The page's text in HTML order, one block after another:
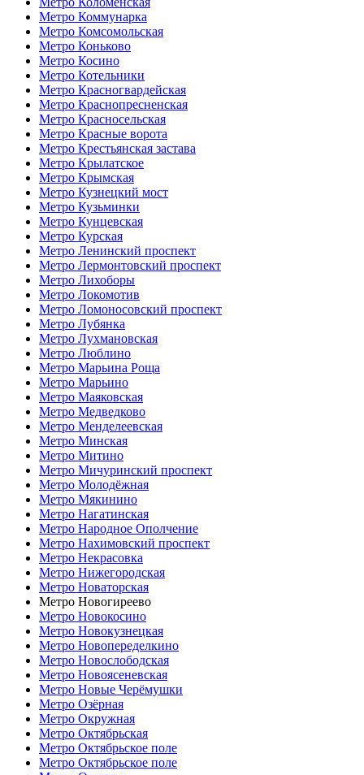
Метро Коммунарка
Метро Комсомольская
Метро Коньково
Метро Косино
Метро Котельники
Метро Красногвардейская
Метро Краснопресненская
Метро Красносельская
Метро Красные ворота
Метро Крестьянская застава
Метро Крылатское
Метро Крымская
Метро Кузнецкий мост
Метро Кузьминки
Метро Кунцевская
Метро Курская
Метро Ленинский проспект
Метро Лермонтовский проспект
Метро Лихоборы
Метро Локомотив
Метро Ломоносовский проспект
Метро Лубянка
Метро Лухмановская
Метро Люблино
Метро Марьина Роща
Метро Марьино
Метро Маяковская
Метро Медведково
Метро Менделеевская
Метро Минская
Метро Митино
Метро Мичуринский проспект
Метро Молодёжная
Метро Мякинино
Метро Нагатинская
Метро Народное Ополчение
Метро Нахимовский проспект
Метро Некрасовка
Метро Нижегородская
Метро Новаторская
Метро Новогиреево
Метро Новокосино
Метро Новокузнецкая
Метро Новопеределкино
Метро Новослободская
Метро Новоясеневская
Метро Новые Черёмушки
Метро Озёрная
Метро Окружная
Метро Октябрьская
Метро Октябрьское поле
Метро Октябрьское поле